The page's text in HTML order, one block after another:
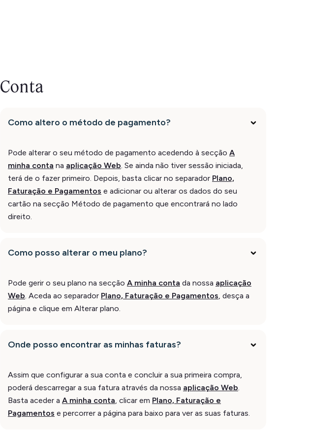
Conta
Como altero o método de pagamento?
Pode alterar o seu método de pagamento acedendo à secção A
minha conta na aplicação Web. Se ainda não tiver sessão iniciada,
terá de o fazer primeiro. Depois, basta clicar no separador Plano,
Faturação e Pagamentos e adicionar ou alterar os dados do seu
cartão na secção Método de pagamento que encontrará no lado
direito.
Como posso alterar o meu plano?
Pode gerir o seu plano na secção A minha conta da nossa aplicação
Web. Aceda ao separador Plano, Faturação e Pagamentos, desça a
página e clique em Alterar plano.
Onde posso encontrar as minhas faturas?
Assim que configurar a sua conta e concluir a sua primeira compra,
poderá descarregar a sua fatura através da nossa aplicação Web.
Basta aceder a A minha conta, clicar em Plano, Faturação e
Pagamentos e percorrer a página para baixo para ver as suas faturas.